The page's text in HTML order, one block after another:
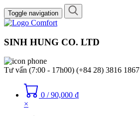
Toggle navigation
SINH HUNG CO. LTD
Tư vấn (7:00 - 17h00) (+84 28) 3816 1867
0 / 90,000 ₫
×